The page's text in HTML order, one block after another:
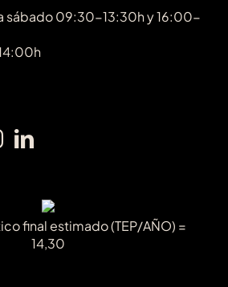
a sábado 09:30-13:30h y 16:00-
final estimado (TEP/AÑO) =
14,30